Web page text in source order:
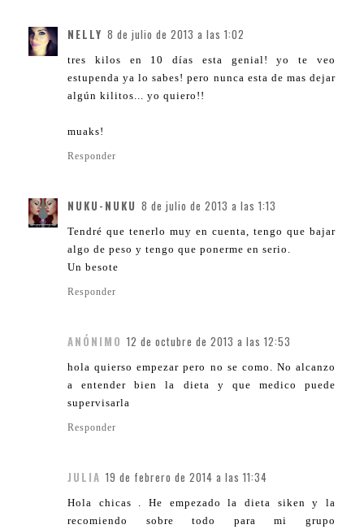
NELLY 8 de julio de 2013 a las 1:02
tres kilos en 10 días esta genial! yo te veo
estupenda ya lo sabes! pero nunca esta de mas dejar
algún kilitos... yo quiero!!
muaks!
Responder
NUKU-NUKU 8 de julio de 2013 a las 1:13
Tendré que tenerlo muy en cuenta, tengo que bajar
algo de peso y tengo que ponerme en serio.
Un besote
Responder
ANÓNIMO 12 de octubre de 2013 a las 12:53
hola quierso empezar pero no se como. No alcanzo
a entender bien la dieta y que medico puede
supervisarla
Responder
JULIA 19 de febrero de 2014 a las 11:34
Hola chicas . He empezado la dieta siken y la
recomiendo sobre todo para mi grupo